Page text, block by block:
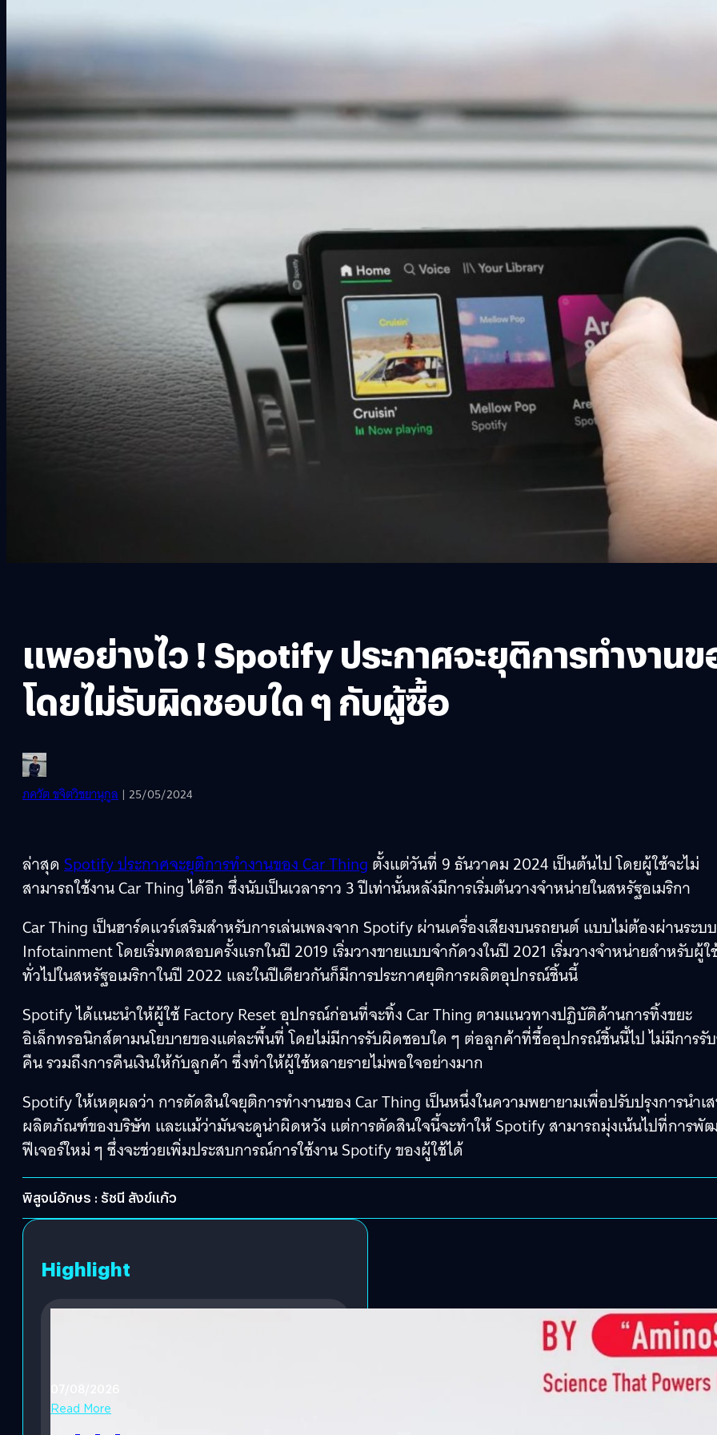
แพอย่างไว ! Spotify ประกาศจะยุติการทำงาน
โดยไม่รับผิดชอบใด ๆ กับผู้ซื้อ
ภควัต ขจิตวิชยานุกูล | 25/05/2024
ล่าสุด Spotify ประกาศจะยุติการทำงานของ Car Thing ตั้งแต่วันที่ 9 ธันวาคม 2024 เป็นต้นไป โดยผู้ใช้จะไม่
สามารถใช้งาน Car Thing ได้อีก ซึ่งนับเป็นเวลาราว 3 ปีเท่านั้นหลังมีการเริ่มต้นวางจำหน่ายในสหรัฐอเมริกา
Car Thing เป็นฮาร์ดแวร์เสริมสำหรับการเล่นเพลงจาก Spotify ผ่านเครื่องเสียงบนรถยนต์ แบบไม่ต้องผ่านระบบ
Infotainment โดยเริ่มทดสอบครั้งแรกในปี 2019 เริ่มวางขายแบบจำกัดวงในปี 2021 เริ่มวางจำหน่ายสำหรับผู้ใ
ทั่วไปในสหรัฐอเมริกาในปี 2022 และในปีเดียวกันก็มีการประกาศยุติการผลิตอุปกรณ์ชิ้นนี้
Spotify ได้แนะนำให้ผู้ใช้ Factory Reset อุปกรณ์ก่อนที่จะทิ้ง Car Thing ตามแนวทางปฏิบัติด้านการทิ้งขยะ
อิเล็กทรอนิกส์ตามนโยบายของแต่ละพื้นที่ โดยไม่มีการรับผิดชอบใด ๆ ต่อลูกค้าที่ซื้ออุปกรณ์ชิ้นนี้ไป ไม่มีการรั
คืน รวมถึงการคืนเงินให้กับลูกค้า ซึ่งทำให้ผู้ใช้หลายรายไม่พอใจอย่างมาก
Spotify ให้เหตุผลว่า การตัดสินใจยุติการทำงานของ Car Thing เป็นหนึ่งในความพยายามเพื่อปรับปรุงการนำเ
ผลิตภัณฑ์ของบริษัท และแม้ว่ามันจะดูน่าผิดหวัง แต่การตัดสินใจนี้จะทำให้ Spotify สามารถมุ่งเน้นไปที่การพั
ฟีเจอร์ใหม่ ๆ ซึ่งจะช่วยเพิ่มประสบการณ์การใช้งาน Spotify ของผู้ใช้ได้
พิสูจน์อักษร : รัชนี สังข์แก้ว
Highlight
Read More